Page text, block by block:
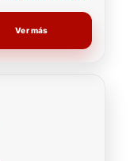
Ver más